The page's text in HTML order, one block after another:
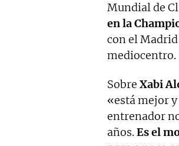
Mundial de
en la
con el
mediocentro.
Sobre Xabi
«está mejor y
entrenador
años.Es el